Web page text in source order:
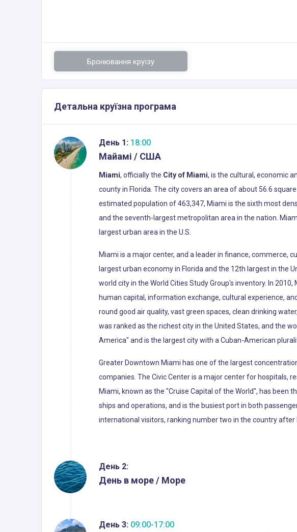
Бронювання круїзу
Детальна круїзна програма
День 1: 18:00
Майамі / США
Miami, officially the City of Miami, is the cultural, economic
county in Florida. The city covers an area of about 56.6
estimated population of 463,347, Miami is the sixth most
and the seventh-largest metropolitan area in the nation.
largest urban area in the U.S.
Miami is a major center, and a leader in finance, commerce,
largest urban economy in Florida and the 12th largest in the
world city in the World Cities Study Group's inventory. In
human capital, information exchange, cultural experience,
round good air quality, vast green spaces, clean drinking
was ranked as the richest city in the United States, and the
America" and is the largest city with a Cuban-American
Greater Downtown Miami has one of the largest
companies. The Civic Center is a major center for hospitals,
Miami, known as the "Cruise Capital of the World", has
ships and operations, and is the busiest port in both
international visitors, ranking number two in the country after
День 2:
День в море / Море
День 3: 09:00-17:00